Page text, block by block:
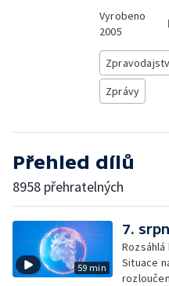
Vyrobeno
2005
Zprávy
Přehled dílů
8958 přehratelných
59 min
7.
Situace